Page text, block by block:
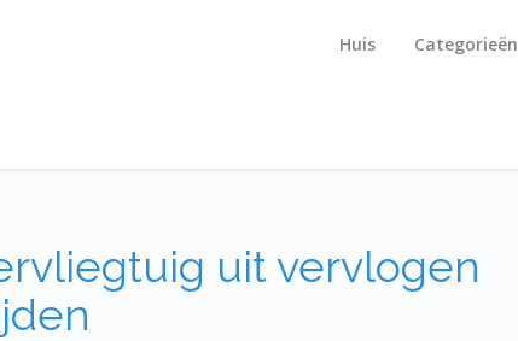
Huis Categorieën
uit vervlogen